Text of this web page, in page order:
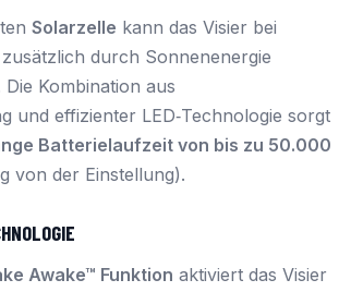
Solarzelle kann das Visier bei
durch Sonnenenergie
Kombination aus
und effizienter LED‑Technologie sorgt
Batterielaufzeit von bis zu 50.000
von der Einstellung).
Awake™ Funktion aktiviert das Visier